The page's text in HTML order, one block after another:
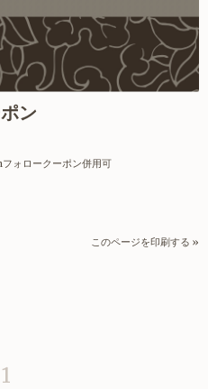
ン
ォロークーポン併用可
このページを印刷する »
1